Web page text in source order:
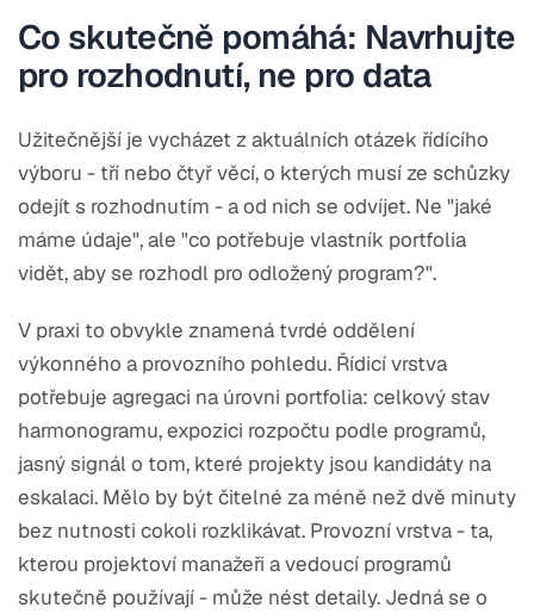
Co skutečně pomáhá: Navrhujte
pro rozhodnutí, ne pro data
Užitečnější je vycházet z aktuálních otázek řídícího
výboru - tří nebo čtyř věcí, o kterých musí ze schůzky
odejít s rozhodnutím - a od nich se odvíjet. Ne "jaké
máme údaje", ale "co potřebuje vlastník portfolia
vidět, aby se rozhodl pro odložený program?".
V praxi to obvykle znamená tvrdé oddělení
výkonného a provozního pohledu. Řídicí vrstva
potřebuje agregaci na úrovni portfolia: celkový stav
harmonogramu, expozici rozpočtu podle programů,
jasný signál o tom, které projekty jsou kandidáty na
eskalaci. Mělo by být čitelné za méně než dvě minuty
bez nutnosti cokoli rozklikávat. Provozní vrstva - ta,
kterou projektoví manažeři a vedoucí programů
skutečně používají - může nést detaily. Jedná se o